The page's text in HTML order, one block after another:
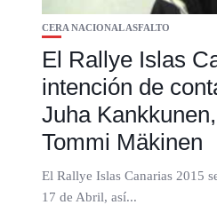
CERA NACIONAL ASFALTO
El Rallye Islas
intención de
Juha
Tommi Mäkinen
El Rallye Islas Canarias 2015
17 de Abril, así...